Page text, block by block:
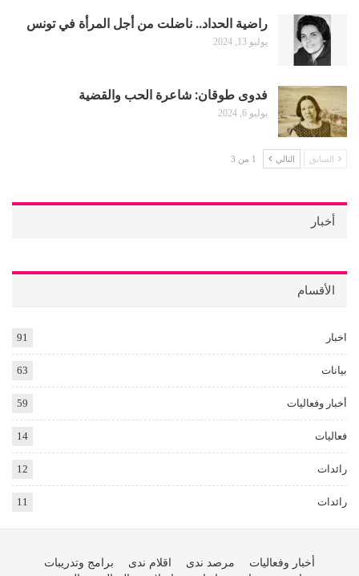
راضية الحداد.. ناضلت من أجل المرأة في تونس
يوليو 13, 2024
فدوى طوقان: شاعرة الحب والقضية
يوليو 6, 2024
السابق التالي 1 من 3
أخبار
الأقسام
اخبار 91
بيانات 63
أخبار وفعاليات 59
فعاليات 14
رائدات 12
رائدات 11
أخبار وفعاليات مرصد ندى اقلام ندى
برامج وتدريبات